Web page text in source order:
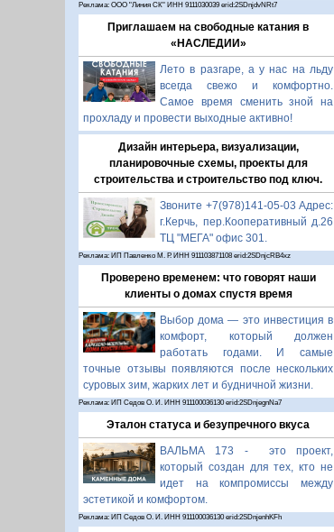
Реклама: ООО "Линия СК" ИНН 9111030039 erid:2SDnjdvNRt7
Приглашаем на свободные катания в
«НАСЛЕДИИ»
Лето в разгаре, а у нас на льду
всегда свежо и комфортно.
Самое время сменить зной на
прохладу и провести выходные активно!
Дизайн интерьера, визуализации,
планировочные схемы, проекты для
строительства и строительство под ключ.
Звоните +7(978)141-05-03 Адрес:
г.Керчь, пер.Кооперативный д.26
ТЦ "МЕГА" офис 301.
Реклама: ИП Павленко М. Р. ИНН 911103871108 erid:2SDnjcRB4xz
Проверено временем: что говорят наши
клиенты о домах спустя время
Выбор дома — это инвестиция в
комфорт, который должен
работать годами. И самые
точные отзывы появляются после нескольких
суровых зим, жарких лет и будничной жизни.
Реклама: ИП Седов О. И. ИНН 911100036130 erid:2SDnjegnNa7
Эталон статуса и безупречного вкуса
ВАЛЬМА 173 - это проект,
который создан для тех, кто не
идет на компромиссы между
эстетикой и комфортом.
Реклама: ИП Седов О. И. ИНН 911100036130 erid:2SDnjenhKFh